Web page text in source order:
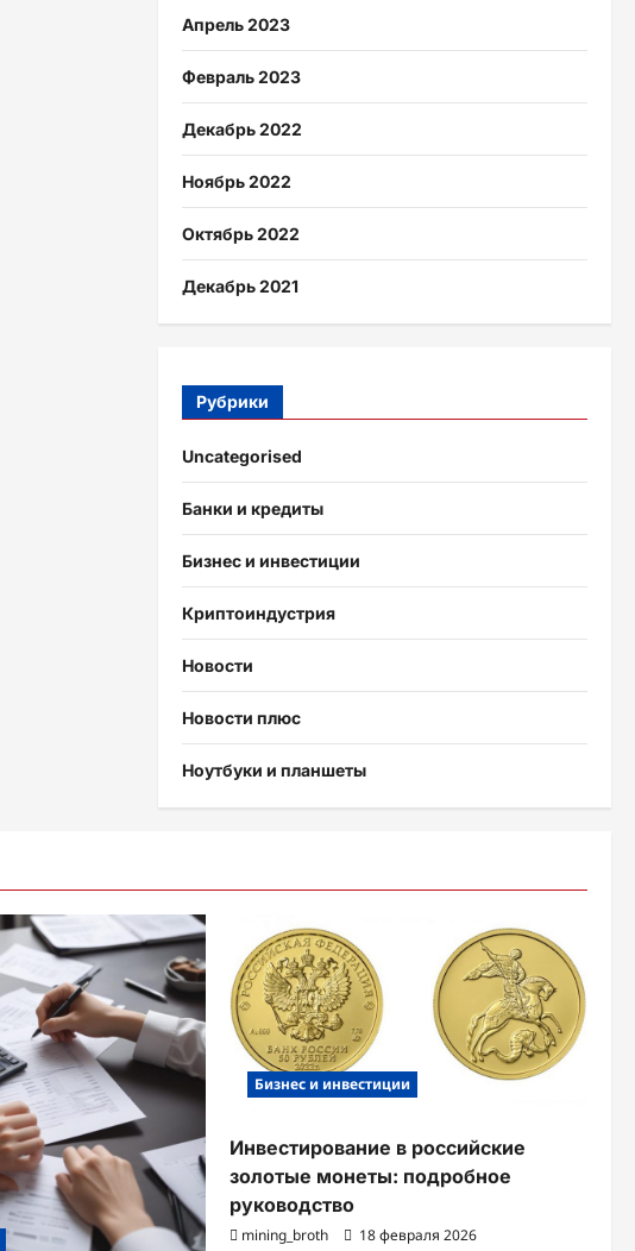
Апрель 2023
Февраль 2023
Декабрь 2022
Ноябрь 2022
Октябрь 2022
Декабрь 2021
Рубрики
Uncategorised
Банки и кредиты
Бизнес и инвестиции
Криптоиндустрия
Новости
Новости плюс
Ноутбуки и планшеты
Бизнес и инвестиции
Инвестирование в российские
золотые монеты: подробное
руководство
mining_broth 18 февраля 2026